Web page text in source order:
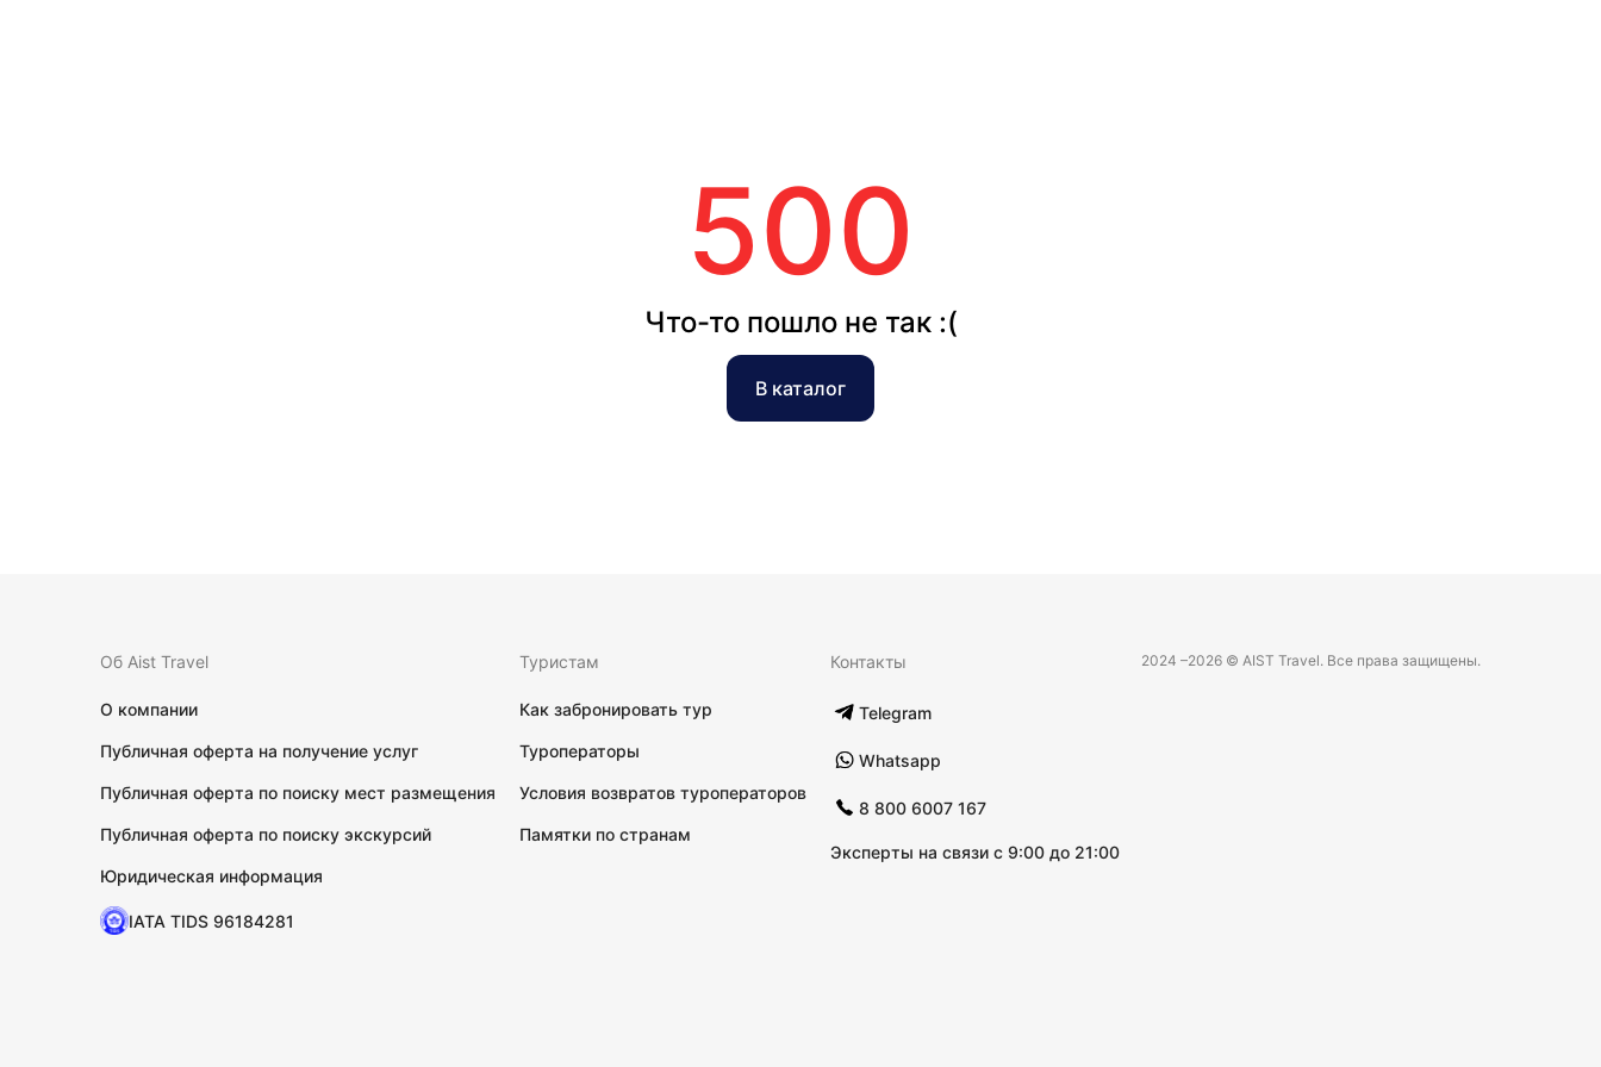
500
Что-то пошло не так :(
В каталог
Об Aist Travel
О компании
Публичная оферта на получение услуг
Публичная оферта по поиску мест размещения
Публичная оферта по поиску экскурсий
Юридическая информация
IATA TIDS 96184281
Туристам
Как забронировать тур
Туроператоры
Условия возвратов туроператоров
Памятки по странам
Контакты
Telegram
Whatsapp
8 800 6007 167
Эксперты на связи с 9:00 до 21:00
2024 –2026 © AIST Travel. Все права защищены.